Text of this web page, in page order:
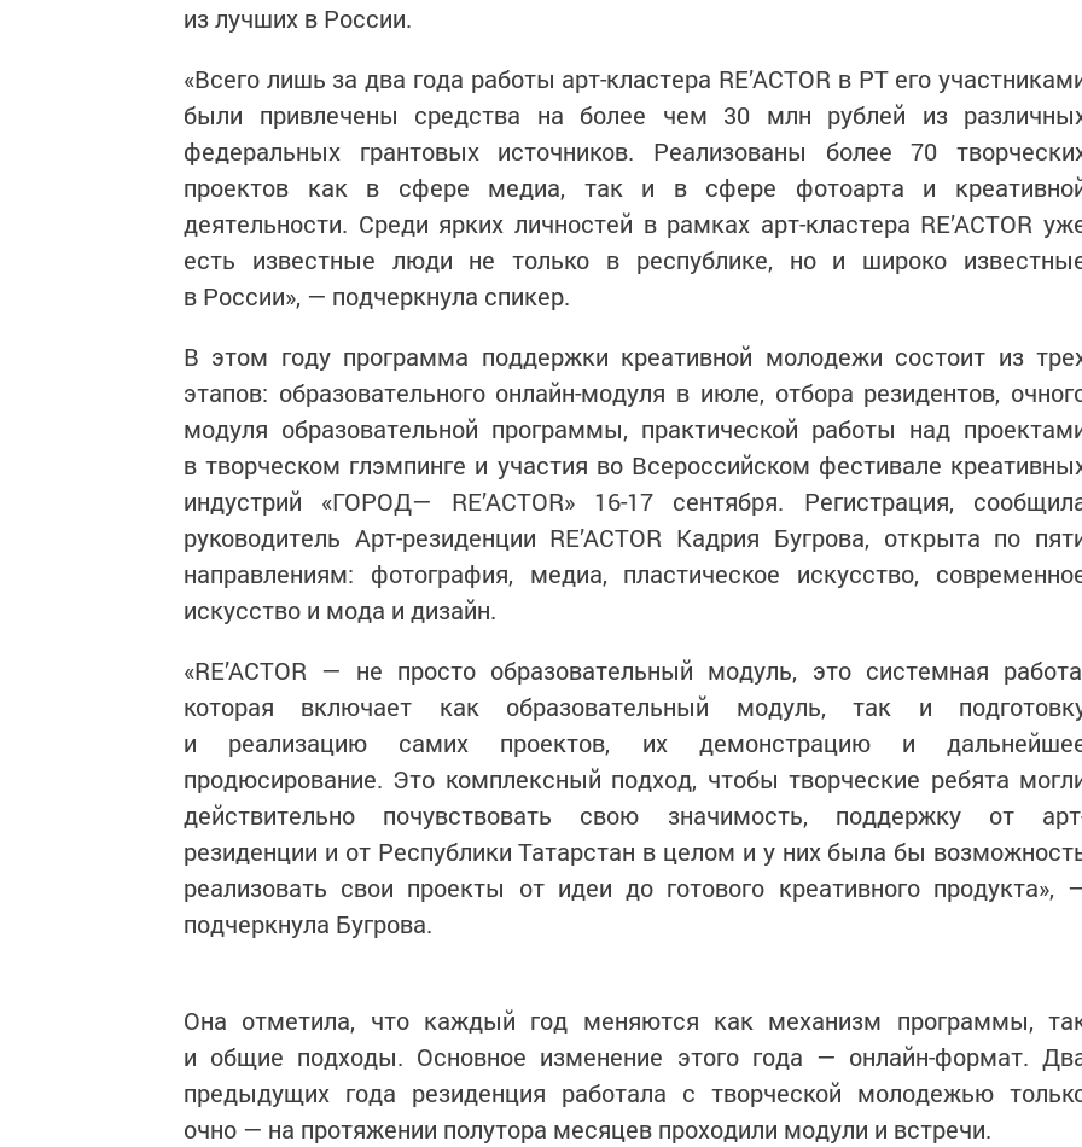
из лучших в России.
«Всего лишь за два года работы арт-кластера RE’ACTOR в РТ его
были привлечены средства на более чем 30 млн рублей из
федеральных грантовых источников. Реализованы более 70
проектов как в сфере медиа, так и в сфере фотоарта и
деятельности. Среди ярких личностей в рамках арт-кластера RE’ACTOR
есть известные люди не только в республике, но и широко
в России», — подчеркнула спикер.
В этом году программа поддержки креативной молодежи состоит из
этапов: образовательного онлайн-модуля в июле, отбора резидентов,
модуля образовательной программы, практической работы над
в творческом глэмпинге и участия во Всероссийском фестивале
индустрий «ГОРОД— RE’ACTOR» 16-17 сентября. Регистрация,
руководитель Арт-резиденции RE’ACTOR Кадрия Бугрова, открыта по
направлениям: фотография, медиа, пластическое искусство,
искусство и мода и дизайн.
«RE’ACTOR — не просто образовательный модуль, это системная
которая включает как образовательный модуль, так и
и реализацию самих проектов, их демонстрацию и
продюсирование. Это комплексный подход, чтобы творческие ребята
действительно почувствовать свою значимость, поддержку от
резиденции и от Республики Татарстан в целом и у них была бы
реализовать свои проекты от идеи до готового креативного продукта»,
подчеркнула Бугрова.
Она отметила, что каждый год меняются как механизм программы,
и общие подходы. Основное изменение этого года — онлайн-формат.
предыдущих года резиденция работала с творческой молодежью
очно — на протяжении полутора месяцев проходили модули и встречи.